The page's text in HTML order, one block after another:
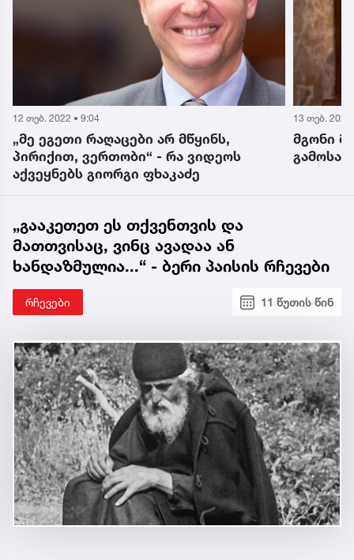
13 თებ. 2022 • 19:27
მგონი მართლა გვთხლიშა
გამოსაფხიზლებლად - გიორგი ფხაკაძე
11 თებ. 2022
როგორ
„გააკეთეთ ეს თქვენთვის და
მათთვისაც, ვინც ავადაა ან
ხანდაზმულია...“ - ბერი პაისის რჩევები
რჩევები 11 წუთის წინ